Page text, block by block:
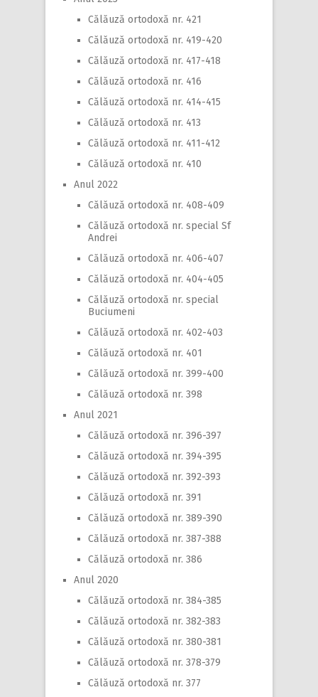
Călăuză ortodoxă nr. 421
Călăuză ortodoxă nr. 419-420
Călăuză ortodoxă nr. 417-418
Călăuză ortodoxă nr. 416
Călăuză ortodoxă nr. 414-415
Călăuză ortodoxă nr. 413
Călăuză ortodoxă nr. 411-412
Călăuză ortodoxă nr. 410
Anul 2022
Călăuză ortodoxă nr. 408-409
Călăuză ortodoxă nr. special Sf
Andrei
Călăuză ortodoxă nr. 406-407
Călăuză ortodoxă nr. 404-405
Călăuză ortodoxă nr. special
Buciumeni
Călăuză ortodoxă nr. 402-403
Călăuză ortodoxă nr. 401
Călăuză ortodoxă nr. 399-400
Călăuză ortodoxă nr. 398
Anul 2021
Călăuză ortodoxă nr. 396-397
Călăuză ortodoxă nr. 394-395
Călăuză ortodoxă nr. 392-393
Călăuză ortodoxă nr. 391
Călăuză ortodoxă nr. 389-390
Călăuză ortodoxă nr. 387-388
Călăuză ortodoxă nr. 386
Anul 2020
Călăuză ortodoxă nr. 384-385
Călăuză ortodoxă nr. 382-383
Călăuză ortodoxă nr. 380-381
Călăuză ortodoxă nr. 378-379
Călăuză ortodoxă nr. 377